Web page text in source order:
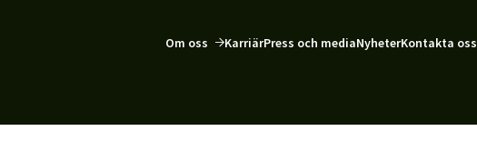
Om oss KarriärPress och mediaNyheterKontakta oss